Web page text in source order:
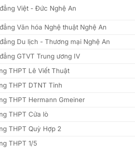
Việt - Đức Nghệ An
Văn hóa Nghệ thuật Nghệ An
Du lịch - Thương mại Nghệ An
GTVT Trung ương IV
THPT Lê Viết Thuật
THPT DTNT Tỉnh
THPT Hermann Gmeiner
THPT Cửa lò
THPT Quỳ Hợp 2
THPT 1/5